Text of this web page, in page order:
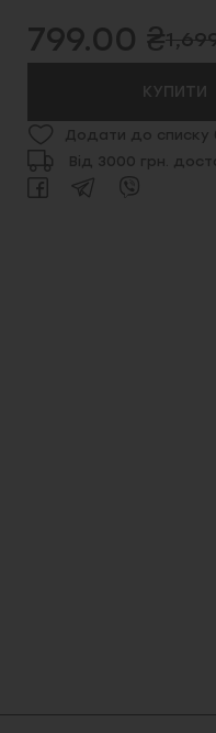
799.00 ₴
КУПИТИ
Додати до списку
Від 3000 грн.